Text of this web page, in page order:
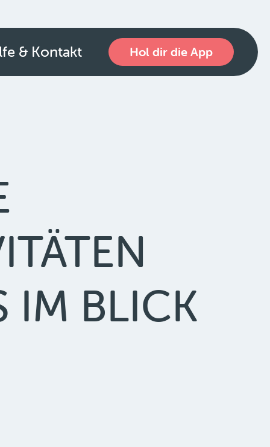
& Kontakt Hol dir die App
IM BLICK